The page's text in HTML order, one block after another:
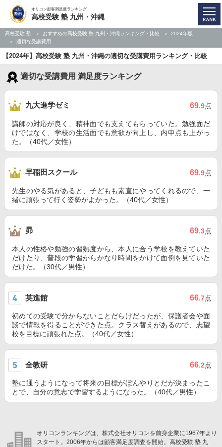
オリコン顧客満足度ランキング
高校受験 塾 九州・沖縄
高校受験 塾 おすすめの高校受験 塾 九州・沖縄ランキング・比較
2024年版
適切な受講費用
【2024年】高校受験 塾 九州・沖縄の適切な受講費用ランキング・比較
適切な受講費用 満足度ランキング
九大進学ゼミ 69.9点
講師の対応が良く、精神面でも支えてもらっていた。勉強面だ
けではなく、学校の生活面でも意欲が向上し、内申点も上がっ
た。（40代／女性）
早稲田スクール 69.9点
先生のやる気があると、子どもも素直にやってくれるので、一
緒に頑張って行く姿勢がよかった。（40代／女性）
昴 69.3点
本人の性格や勉強の習熟度から、本人に合う学校を教えていた
だけたり、普段の学習からかなり時間をかけて面倒を見ていた
だけた。（30代／男性）
英進館 66.7点
初めての受験で分からないことだらけだったが、保護者会や面
談で情報を得ることができた点。クラス替えがあるので、志望
校を目標に頑張れた点。（40代／女性）
全教研 66.2点
塾に通うようになって将来の目標がぼんやりとだが決まったこ
とで、自分の意志で学習するようになった。（40代／男性）
オリコンランキングは、株式会社オリコンを前身企業に1967年より
スタート。2006年からは顧客満足度調査を開始。高校受験 塾 九